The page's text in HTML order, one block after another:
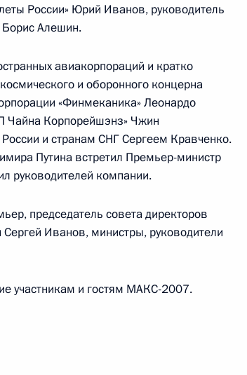
и технологий,
призыва офицеров
России» Юрий Иванов, руководитель
Борис Алешин.
авиакорпораций и кратко
и оборонного концерна
«Финмеканика» Леонардо
Чайна Корпорейшэнз» Чжин
и странам СНГ Сергеем Кравченко.
Путина встретил Премьер-министр
руководителей компании.
председатель совета директоров
Иванов, министры, руководители
участникам и гостям МАКС-2007.